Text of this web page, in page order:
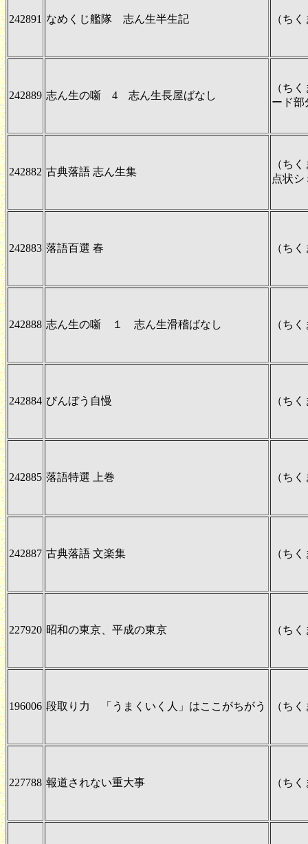
242891 なめくじ艦隊 志ん生半生記 （ち
242889 志ん生の噺 4 志ん生長屋ばなし
（ち
ード部
242882 古典落語 志ん生集
（ち
点状シ
242883 落語百選 春 （ち
242888 志ん生の噺 １ 志ん生滑稽ばなし （ち
242884 びんぼう自慢 （ち
242885 落語特選 上巻 （ち
242887 古典落語 文楽集 （ち
227920 昭和の東京、平成の東京 （ち
196006 段取り力 「うまくいく人」はここがちがう （ち
227788 報道されない重大事 （ち